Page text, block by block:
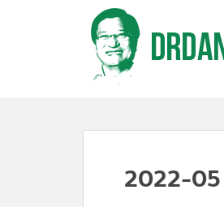
2022-05